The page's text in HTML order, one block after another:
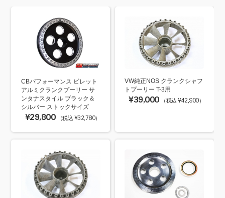
CBパフォーマンス ビレット
アルミクランクプーリー サ
ンタナスタイル ブラック＆
シルバー ストックサイズ
¥29,800 （税込 ¥32,780）
VW純正NOS クランクシャフ
トプーリー T-3用
¥39,000 （税込 ¥42,900）